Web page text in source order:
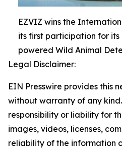
EZVIZ wins the
its first participation for
powered Wild Animal
Legal Disclaimer:
EIN Presswire provides this
without warranty of any
responsibility or liability for
images, videos, licenses,
reliability of the information